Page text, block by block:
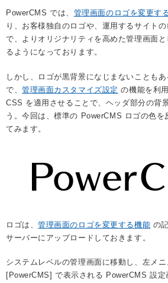
PowerCMS では、 管理画面のロゴを変更す
り、お客様独自のロゴや、運用するサイト
で、よりオリジナリティを高めた管理画面
るようになっております。
しかし、ロゴが黒背景になじまないことも
で、管理画面カスタマイズ設定 の機能を利
CSS を適用させることで、ヘッダ部分の背
う。今回は、標準の PowerCMS ロゴの色を
てみます。
ロゴは、管理画面のロゴを変更する機能 の
サーバーにアップロードしておきます。
システムレベルの管理画面に移動し、左メ
[PowerCMS] で表示される PowerCMS 設